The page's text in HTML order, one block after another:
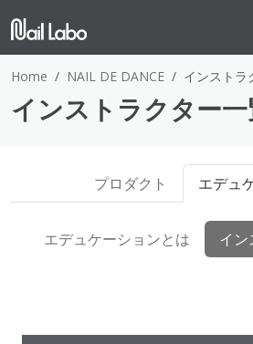
Home NAIL DE DANCE インストラ
インストラクター一
プロダクト エデュ
エデュケーションとは イン